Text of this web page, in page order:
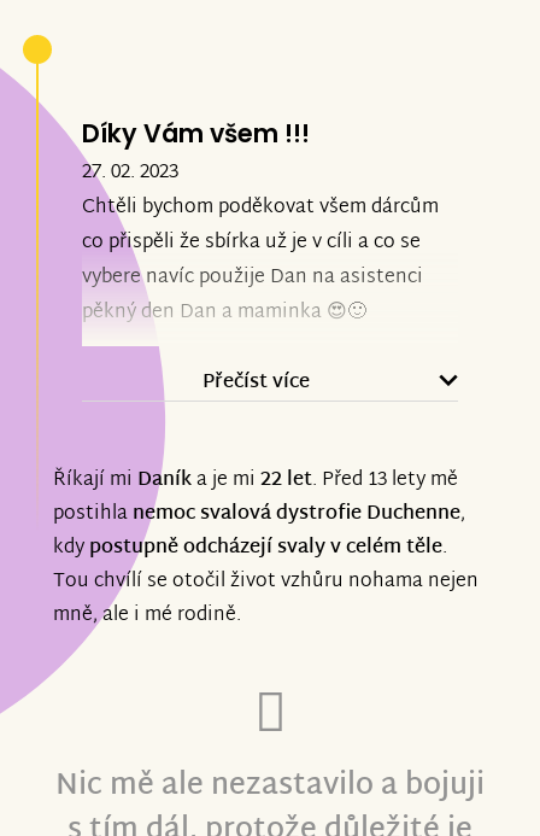
Díky Vám všem !!!
27. 02. 2023
Chtěli bychom poděkovat všem dárcům
co přispěli že sbírka už je v cíli a co se
vybere navíc použije Dan na asistenci
pěkný den Dan a maminka 😍🙂
Přečíst více
Říkají mi Daníka je mi 22 let. Před 13 lety mě
postihlanemoc svalová dystrofie Duchenne,
kdypostupně odcházejí svaly v celém těle.
Tou chvílí se otočil život vzhůru nohama nejen
mně, ale i mé rodině.
Nic mě ale nezastavilo a bojuji